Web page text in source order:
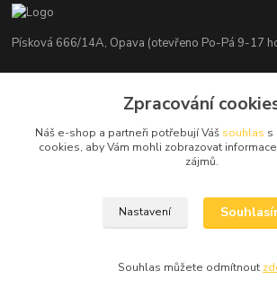
Písková 666/14A, Opava (otevřeno Po-Pá 9-17
+420 776 839 986
info@nosice.com
Zpracování
Náš e-shop a partneři potřebují Váš souhlas s
cookies, aby Vám mohli zobrazovat
zájmů.
Nastavení
Souhlas můžete odmítnout